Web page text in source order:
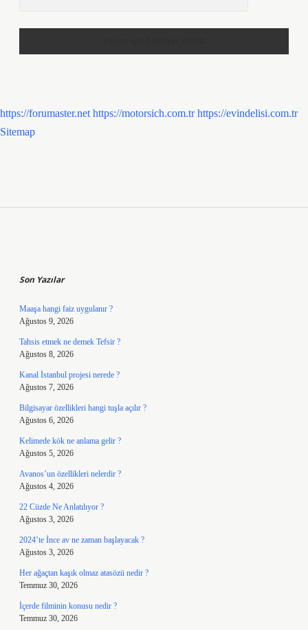
https://forumaster.net https://motorsich.com.tr https://evindelisi.com.tr
Sitemap
Son Yazılar
Maaşa hangi faiz uygulanır ?
Ağustos 9, 2026
Tahsis etmek ne demek Tefsir ?
Ağustos 8, 2026
Kanal İstanbul projesi nerede ?
Ağustos 7, 2026
Bilgisayar özellikleri hangi tuşla açılır ?
Ağustos 6, 2026
Kelimede kök ne anlama gelir ?
Ağustos 5, 2026
Avanos’un özellikleri nelerdir ?
Ağustos 4, 2026
22 Cüzde Ne Anlatılıyor ?
Ağustos 3, 2026
2024’te İnce av ne zaman başlayacak ?
Ağustos 3, 2026
Her ağaçtan kaşık olmaz atasözü nedir ?
Temmuz 30, 2026
İçerde filminin konusu nedir ?
Temmuz 30, 2026